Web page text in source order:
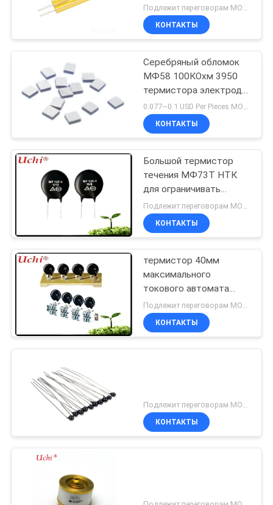
МЫ
НОВОСТИ
СПРОСИТЕ
ЦИТАТУ
КАРТА
САЙТА
PRIVACY
POLICY
КОНТАКТЫ
Серебряный обломок
МФ58 100КОхм 3950
термистора электрода
НТК для
ультракрасного
датчика
термометра лба
0.077~0.1 USD Per Pieces MOQ:10000PCS
КОНТАКТЫ
Большой термистор
течения МФ73Т НТК
для ограничивать
течение Инруш силы
переключателя
наивысшей мощности
Подлежит переговорам MOQ:300PCS
КОНТАКТЫ
термистор 40мм
максимального
токового автомата
МФ73 НТК Инруш 80А
Макса ИКИ 45мм 50мм
для электропитания
КОНТАКТЫ
КОНТАКТЫ